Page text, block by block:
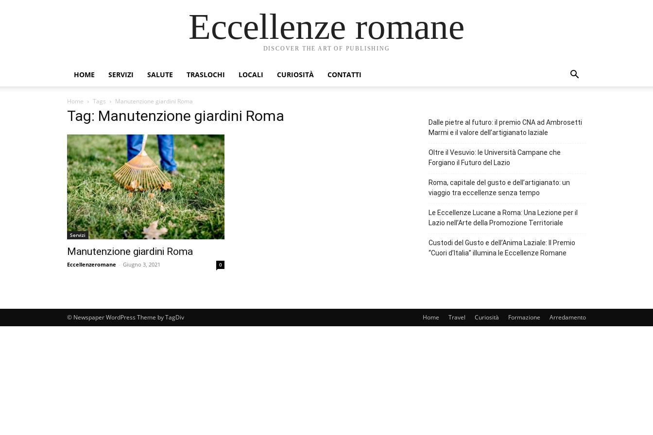
Eccellenze romane
DISCOVER THE ART OF PUBLISHING
HOME SERVIZI SALUTE TRASLOCHI LOCALI CURIOSITÀ CONTATTI
Home Tags Manutenzione giardini Roma
Tag: Manutenzione giardini Roma
Servizi
Manutenzione giardini Roma
Eccellenzeromane - Giugno 3, 2021 0
Dalle pietre al futuro: il premio CNA ad Ambrosetti
Marmi e il valore dell’artigianato laziale
Oltre il Vesuvio: le Università Campane che
Forgiano il Futuro del Lazio
Roma, capitale del gusto e dell’artigianato: un
viaggio tra eccellenze senza tempo
Le Eccellenze Lucane a Roma: Una Lezione per il
Lazio nell’Arte della Promozione Territoriale
Custodi del Gusto e dell’Anima Laziale: Il Premio
“Cuori d’Italia” illumina le Eccellenze Romane
Home Travel Curiosità Formazione Arredamento
© Newspaper WordPress Theme by TagDiv